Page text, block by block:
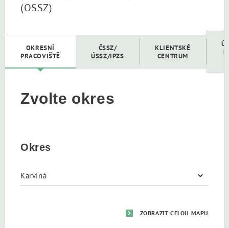
(OSSZ)
OKRESNÍ
PRACOVIŠTĚ
ČSSZ/
ÚSSZ/IPZS
KLIENTSKÉ
CENTRUM
Zvolte okres
Okres
ZOBRAZIT CELOU MAPU